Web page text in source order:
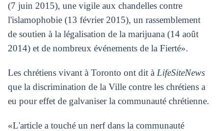
(7 juin 2015), une vigile aux chandelles contre
l'islamophobie (13 février 2015), un rassemblement
de soutien à la légalisation de la marijuana (14 août
2014) et de nombreux événements de la Fierté».
Les chrétiens vivant à Toronto ont dit à LifeSiteNews
que la discrimination de la Ville contre les chrétiens a
eu pour effet de galvaniser la communauté chrétienne.
«L'article a touché un nerf dans la communauté